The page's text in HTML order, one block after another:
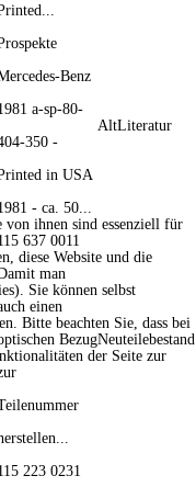
Benz
a-sp-80-
350 -
in USA
- ca. 50...
AltLiteratur
637 0011
man
einen
BezugNeuteilebestand
223 0231
von ihnen sind essenziell für
diese Website und die
Sie können selbst
Bitte beachten Sie, dass bei
der Seite zur